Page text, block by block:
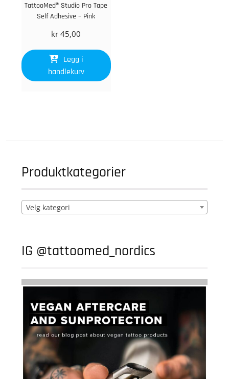
TattooMed® Studio Pro Tape
Self Adhesive – Pink
kr 45,00
Legg i
handlekurv
Produktkategorier
Velg kategori
IG @tattoomed_nordics